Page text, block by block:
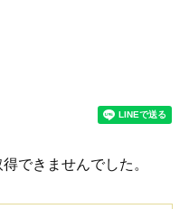
できませんでした。